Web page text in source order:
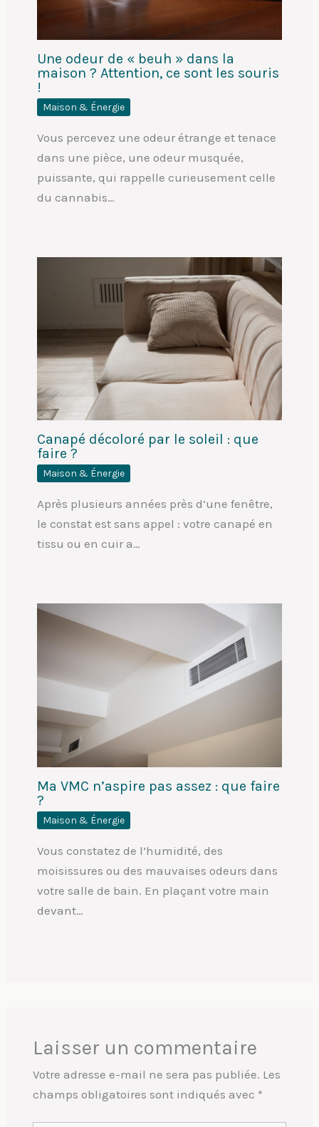
Une odeur de « beuh » dans la
maison ? Attention, ce sont les souris
!
Maison & Énergie
Vous percevez une odeur étrange et tenace
dans une pièce, une odeur musquée,
puissante, qui rappelle curieusement celle
du cannabis…
Canapé décoloré par le soleil : que
faire ?
Maison & Énergie
Après plusieurs années près d’une fenêtre,
le constat est sans appel : votre canapé en
tissu ou en cuir a…
Ma VMC n’aspire pas assez : que faire
?
Maison & Énergie
Vous constatez de l’humidité, des
moisissures ou des mauvaises odeurs dans
votre salle de bain. En plaçant votre main
devant…
Laisser un commentaire
Votre adresse e-mail ne sera pas publiée. Les
champs obligatoires sont indiqués avec *